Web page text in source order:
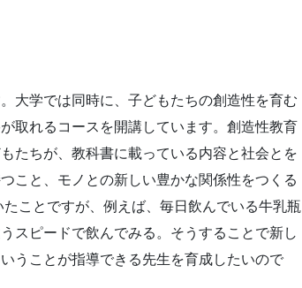
大学では同時に、子どもたちの創造性を育む
取れるコースを開講しています。創造性教育
たちが、教科書に載っている内容と社会とを
こと、モノとの新しい豊かな関係性をつくる
ことですが、例えば、毎日飲んでいる牛乳瓶
スピードで飲んでみる。そうすることで新し
うことが指導できる先生を育成したいので